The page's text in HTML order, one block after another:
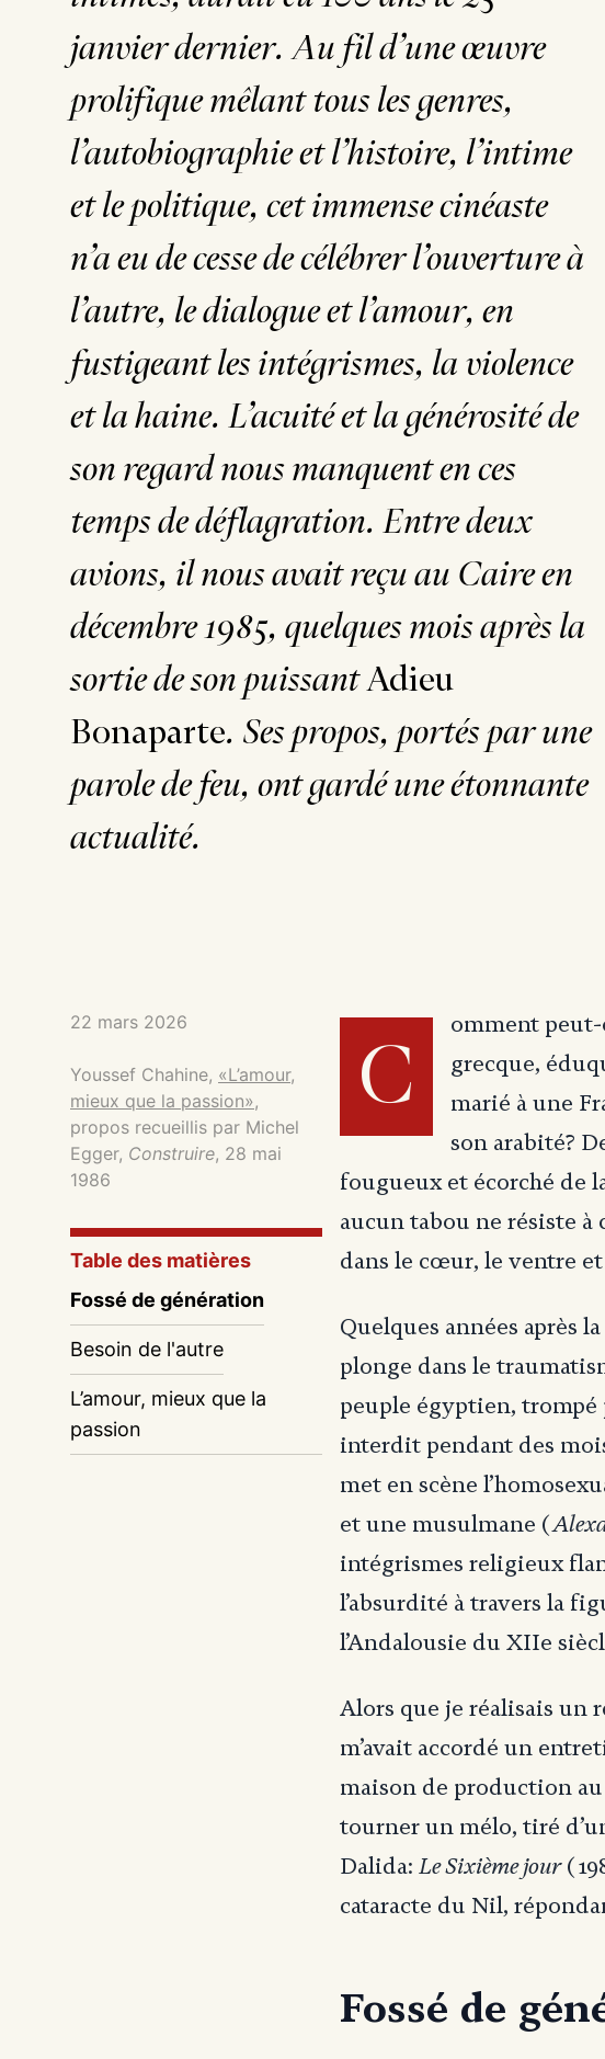
janvier dernier. Au fil d’une œuvre
prolifique mêlant tous les genres,
l’autobiographie et l’histoire, l’intime
et le politique, cet immense cinéaste
n’a eu de cesse de célébrer l’ouverture à
l’autre, le dialogue et l’amour, en
fustigeant les intégrismes, la violence
et la haine. L’acuité et la générosité de
son regard nous manquent en ces
temps de déflagration. Entre deux
avions, il nous avait reçu au Caire en
décembre 1985, quelques mois après la
sortie de son puissantAdieu
Bonaparte. Ses propos, portés par une
parole de feu, ont gardé une étonnante
actualité.
22 mars 2026
Youssef Chahine, «L’amour,
mieux que la passion»,
propos recueillis par Michel
Egger, Construire, 28 mai
1986
Table des matières
Fossé de génération
Besoin de l'autre
L’amour, mieux que la
passion
C
omment peut-
grecque,
marié à une
son arabité?
fougueux et écorché de
aucun tabou ne résiste à
dans le cœur, le ventre et
Quelques années après
plonge dans le
peuple égyptien,
interdit pendant des
met en scène
et une musulmane (
intégrismes religieux
l’absurdité à travers la
l’Andalousie du XIIe
Alors que je réalisais un
m’avait accordé un
maison de production
tourner un mélo, tiré
Dalida:Le Sixième jour
cataracte du Nil,
Fossé de